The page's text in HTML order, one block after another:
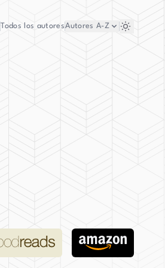
Todos los autoresAutores A-Z